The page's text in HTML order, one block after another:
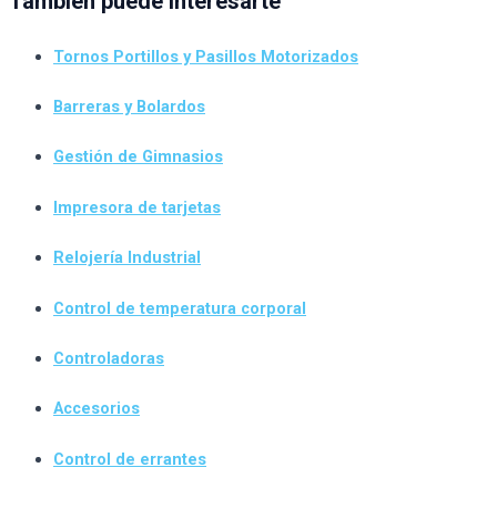
Tornos Portillos y Pasillos Motorizados
Barreras y Bolardos
Gestión de Gimnasios
Impresora de tarjetas
Relojería Industrial
Control de temperatura corporal
Controladoras
Accesorios
Control de errantes